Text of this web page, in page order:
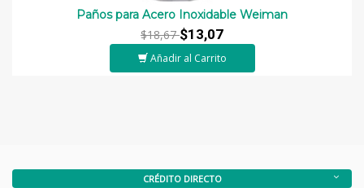
Paños para Acero Inoxidable Weiman
$18,67$13,07
Añadir al Carrito
CRÉDITO DIRECTO